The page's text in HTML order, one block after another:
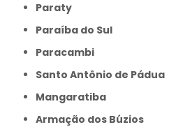
Paraty
Paraíba do Sul
Paracambi
Santo Antônio de Pádua
Mangaratiba
Armação dos Búzios